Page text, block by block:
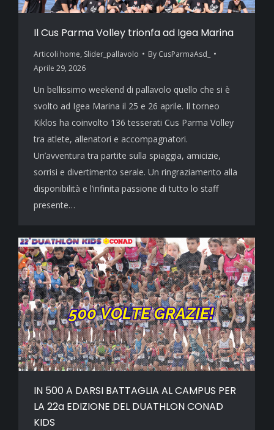
Il Cus Parma Volley trionfa ad Igea Marina
Articoli home, Slider_pallavolo By CusParmaAsd_
Aprile 29, 2026
Un bellissimo weekend di pallavolo quello che si è
svolto ad Igea Marina il 25 e 26 aprile. Il torneo
Kiklos ha coinvolto 136 tesserati Cus Parma Volley
tra atlete, allenatori e accompagnatori.
Un’avventura tra partite sulla spiaggia, amicizie,
sorrisi e divertimento serale. Un ringraziamento alla
disponibilità e l’infinita passione di tutto lo staff
presente…
IN 500 A DARSI BATTAGLIA AL CAMPUS PER
LA 22a EDIZIONE DEL DUATHLON CONAD
KIDS